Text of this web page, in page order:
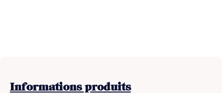
Informationsproduits